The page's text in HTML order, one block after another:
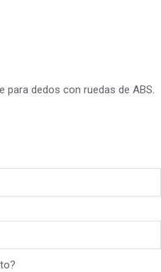
para dedos con ruedas de ABS.